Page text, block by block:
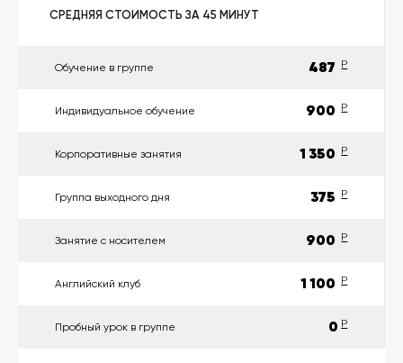
язык
Выбрать
Личный
кабинет
Помочь
СРЕДНЯЯ СТОИМОСТЬ ЗА 45 МИНУТ
Обучение в группе 487 P
Индивидуальное обучение 900 P
Корпоративные занятия 1 350 P
Группа выходного дня 375 P
Занятие с носителем 900 P
Английский клуб 1 100 P
Пробный урок в группе 0 P